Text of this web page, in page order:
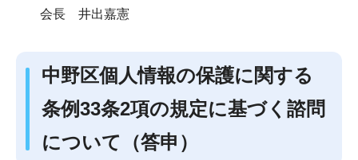
会長 井出嘉憲
中野区個人情報の保護に関する
条例33条2項の規定に基づく諮問
について（答申）